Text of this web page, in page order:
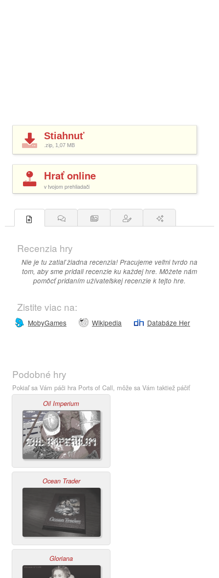
Stiahnuť
.zip, 1,07 MB
Hrať online
v tvojom prehliadači
Recenzia hry
Nie je tu zatiaľ žiadna recenzia! Pracujeme veľmi tvrdo na
tom, aby sme pridali recenzie ku každej hre. Môžete nám
pomôcť pridaním užívateľskej recenzie k tejto hre.
Zistite viac na:
MobyGames Wikipedia Databáze Her
Podobné hry
Pokiaľ sa Vám páči hra Ports of Call, môže sa Vám taktiež páčiť
Oil Imperium
Ocean Trader
Gloriana